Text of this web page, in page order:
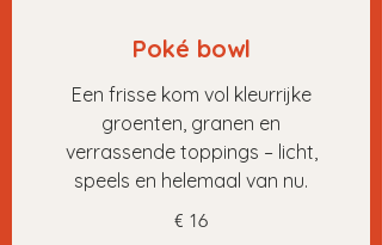
Poké bowl
Een frisse kom vol kleurrijke
groenten, granen en
verrassende toppings – licht,
speels en helemaal van nu.
€ 16